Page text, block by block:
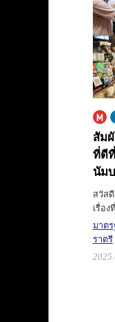
สัม
ที่ดี
นัม
สวัส
เรื่อ
มาต
ราตรี